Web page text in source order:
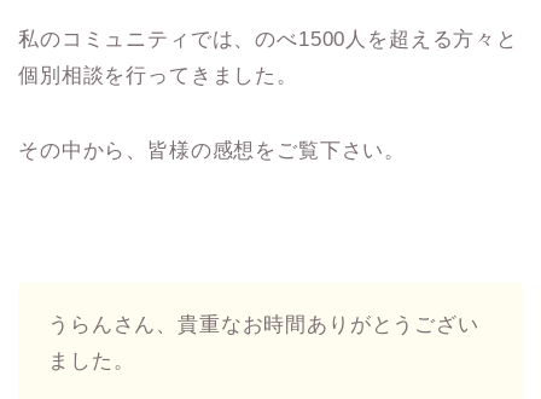
私のコミュニティでは、のべ1500人を超える方々と
個別相談を行ってきました。
その中から、皆様の感想をご覧下さい。
うらんさん、貴重なお時間ありがとうござい
ました。